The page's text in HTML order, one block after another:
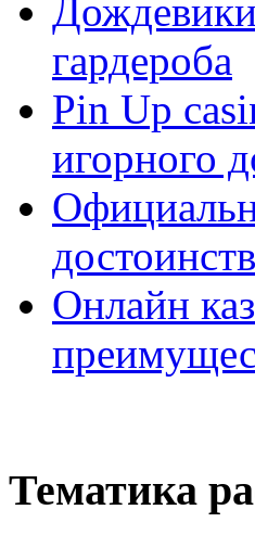
гардероба
Pin Up
игорного
Онлайн
Тематика